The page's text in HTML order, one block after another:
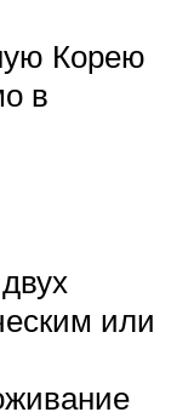
Корею
в
или